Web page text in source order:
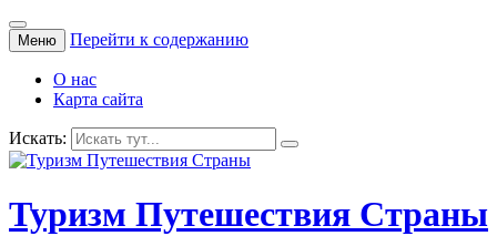
Меню Перейти к содержанию
О нас
Карта сайта
Искать:
Туризм Путешествия Страны